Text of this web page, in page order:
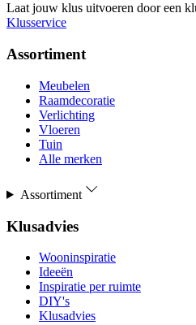
Laat jouw klus uitvoeren door een
Klusservice
Assortiment
Meubelen
Raamdecoratie
Verlichting
Vloeren
Tuin
Alle merken
Assortiment
Klusadvies
Wooninspiratie
Ideeën
Inspiratie per ruimte
DIY's
Klusadvies